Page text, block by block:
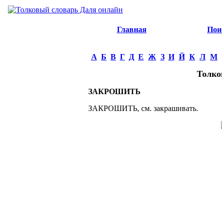
Главная
А Б В Г Д Е Ж З И Й К Л М
ЗАКРОШИТЬ
ЗАКРОШИТЬ, см. закрашивать.